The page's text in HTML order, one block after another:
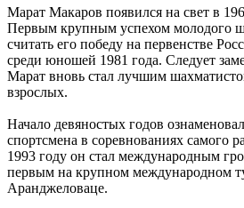
Марат Макаров появился на свет в
Первым крупным успехом молодого
считать его победу на первенстве
среди юношей 1981 года. Следует
Марат вновь стал лучшим
взрослых.
Начало девяностых годов
спортсмена в соревнованиях самого
1993 году он стал международным
первым на крупном международном
Аранджеловаце.